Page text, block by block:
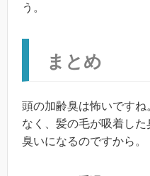
う。
まとめ
頭の加齢臭は怖いです
なく、髪の毛が吸着し
臭いになるのですから。